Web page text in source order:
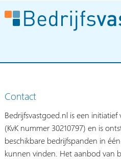
Contact
Bedrijfsvastgoed.nl is een
(KvK nummer 30210797) en is
beschikbare bedrijfspanden in
kunnen vinden. Het aanbod van